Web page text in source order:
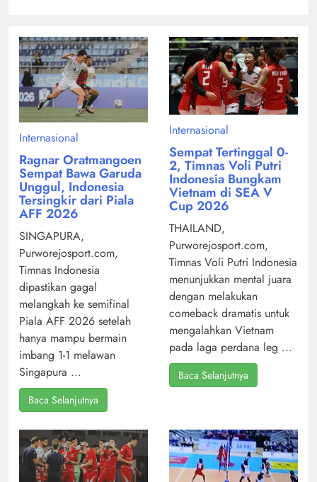
Internasional
Ragnar Oratmangoen
Sempat Bawa Garuda
Unggul, Indonesia
Tersingkir dari Piala
AFF 2026
SINGAPURA,
Purworejosport.com,
Timnas Indonesia
dipastikan gagal
melangkah ke semifinal
Piala AFF 2026 setelah
hanya mampu bermain
imbang 1-1 melawan
Singapura ...
Baca Selanjutnya
Internasional
Sempat Tertinggal 0-
2, Timnas Voli Putri
Indonesia Bungkam
Vietnam di SEA V
Cup 2026
THAILAND,
Purworejosport.com,
Timnas Voli Putri Indonesia
menunjukkan mental juara
dengan melakukan
comeback dramatis untuk
mengalahkan Vietnam
pada laga perdana leg ...
Baca Selanjutnya